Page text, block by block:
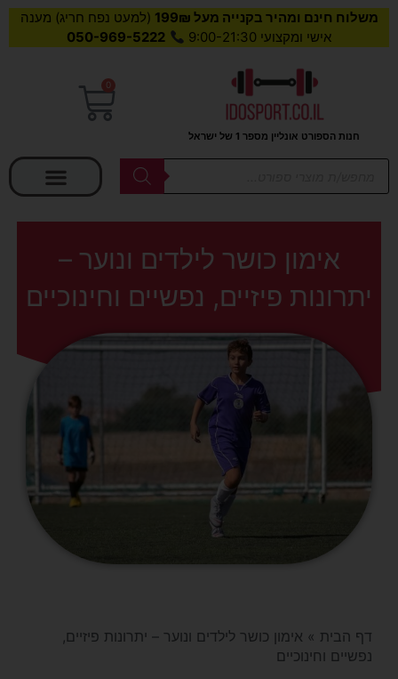
משלוח חינם ומהיר בקנייה מעל 199₪
(למעט נפח חריג) מענה
אישי ומקצועי 9:00-21:30
050-969-5222
חנות הספורט אונליין מספר 1 של ישראל
0
עגלת
Products
אימון כושר לילדים ונוער –
יתרונות פיזיים, נפשיים וחינוכיים
דף הבית » אימון כושר לילדים ונוער – יתרונות פיזיים,
נפשיים וחינוכיים